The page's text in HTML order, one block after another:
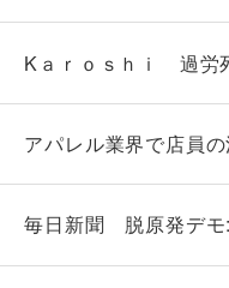
Kａｒｏｓｈｉ 過労
アパレル業界で店員
毎日新聞 脱原発デモ